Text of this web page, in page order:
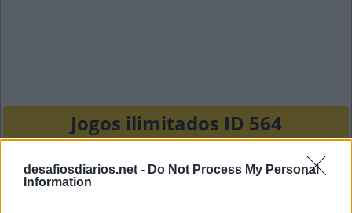
desafiosdiarios.net - Do Not Process My Personal
Information
Jogos ilimitados ID 564
L A C